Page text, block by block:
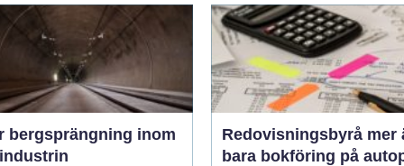
bergsprängning inom
Redovisningsbyrå mer än
bara bokföring på